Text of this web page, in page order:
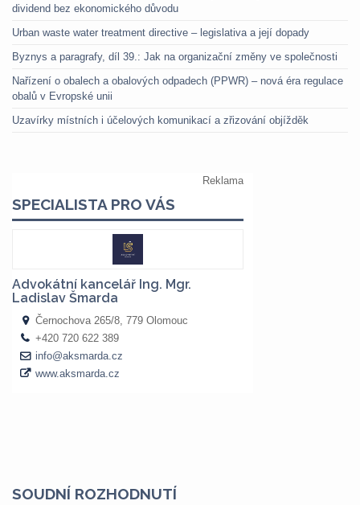
dividend bez ekonomického důvodu
Urban waste water treatment directive – legislativa a její dopady
Byznys a paragrafy, díl 39.: Jak na organizační změny ve společnosti
Nařízení o obalech a obalových odpadech (PPWR) – nová éra regulace
obalů v Evropské unii
Uzavírky místních i účelových komunikací a zřizování objížděk
SOUDNÍ ROZHODNUTÍ